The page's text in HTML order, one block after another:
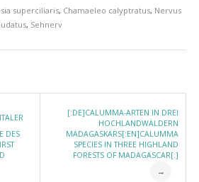
superciliaris, Chamaeleo calyptratus, Nervus
, Sehnerv
DES
[:DE]CALUMMA-ARTEN IN DREI
HOCHLANDWÄLDERN
MADAGASKARS[:EN]CALUMMA
SPECIES IN THREE HIGHLAND
FORESTS OF MADAGASCAR[:]
→